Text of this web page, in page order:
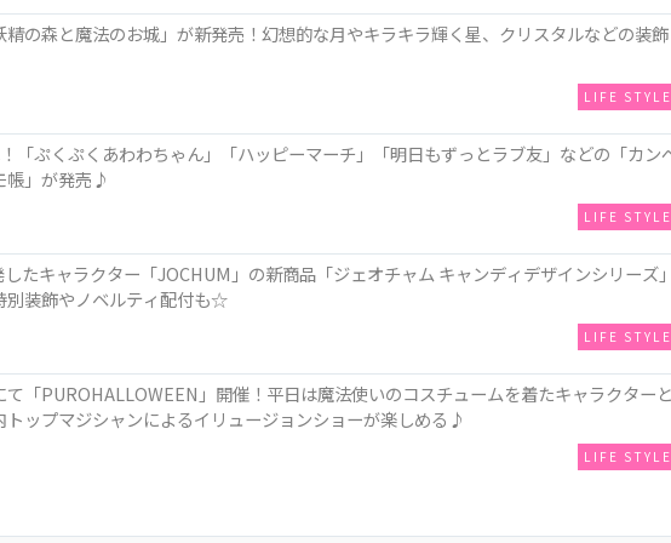
精の森と魔法のお城」が新発売！幻想的な月やキラキラ輝く星、クリスタルなどの装飾
LIFE STYLE
「ぷくぷくあわわちゃん」「ハッピーマーチ」「明日もずっとラブ友」などの「カン
帳」が発売♪
LIFE STYLE
たキャラクター「JOCHUM」の新商品「ジェオチャム キャンディデザインシリーズ」
別装飾やノベルティ配付も☆
LIFE STYLE
「PUROHALLOWEEN」開催！平日は魔法使いのコスチュームを着たキャラクターと
トップマジシャンによるイリュージョンショーが楽しめる♪
LIFE STYLE